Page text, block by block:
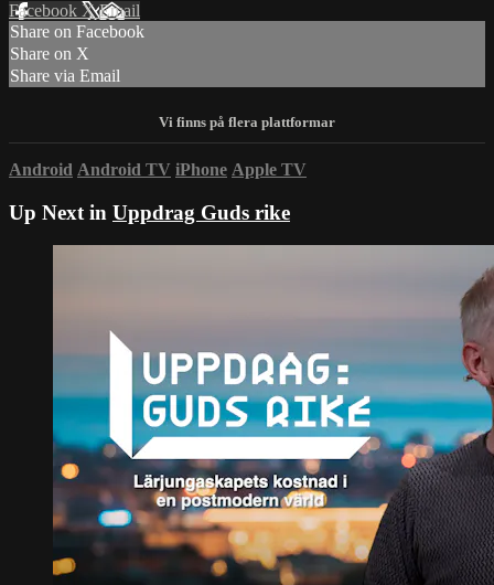
Facebook XEmail
Share on Facebook
Share on X
Share via Email
Android Android TV iPhone Apple TV
Up Next in Uppdrag Guds rike